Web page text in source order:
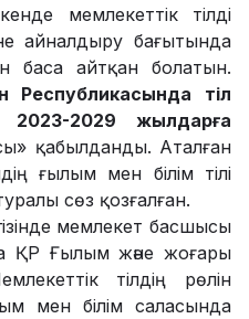
мемлекеттік тілді
айналдыру бағытында
баса айтқан болатын.
Республикасында тіл
2029 жылдарға
қабылданды. Аталған
ғылым мен білім тілі
сөз қозғалған.
мемлекет басшысы
ҚР Ғылым және жоғары
тілдің рөлін
мен білім саласында